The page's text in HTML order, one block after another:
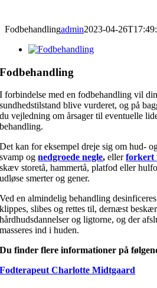
Fodbehandlingadmin2023-04-
Fodbehandling
I forbindelse med en fodbehandling vil
sundhedstilstand blive vurderet, og på
du vejledning om årsager til eventuelle
behandling.
Det kan for eksempel dreje sig om hud-
svamp ognedgroedenegle, ellerforkert
skæv storetå, hammertå, platfod eller
udløse smerter og gener.
Ved en almindelig behandling
klippes, slibes og rettes til, dernæst
hårdhudsdannelser og ligtorne, og der
masseres ind i huden.
Du finder flere informationer på
Fodterapeut Charlotte Midtgaard